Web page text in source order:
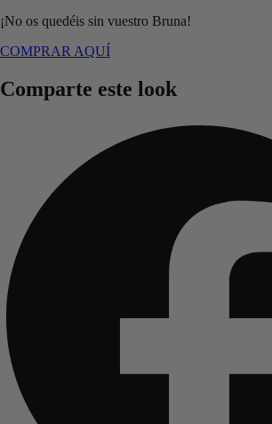
¡No os quedéis sin vuestro Bruna!
COMPRAR AQUÍ
Comparte este look